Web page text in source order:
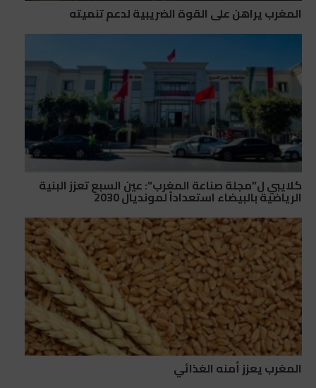
المغرب يراهن على القوة الضريبية لدعم تنميته
كلايبي ل”مجلة صناعة المغرب”: عين السبع تعزز البنية
الرياضية بالبيضاء استعداداً لمونديال 2030
المغرب يعزز أمنه الغذائي